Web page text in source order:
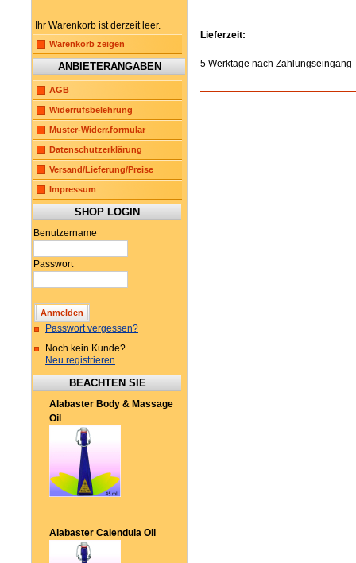
Ihr Warenkorb ist derzeit leer.
Warenkorb zeigen
ANBIETERANGABEN
AGB
Widerrufsbelehrung
Muster-Widerr.formular
Datenschutzerklärung
Versand/Lieferung/Preise
Impressum
SHOP LOGIN
Benutzername
Passwort
Passwort vergessen?
Noch kein Kunde?
Neu registrieren
BEACHTEN SIE
Alabaster Body & Massage
Oil
Alabaster Calendula Oil
Lieferzeit:
5 Werktage nach Zahlungseingang